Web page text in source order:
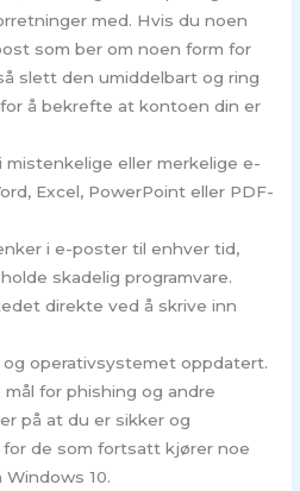
med. Hvis du noen
som ber om noen form for
slett den umiddelbart og ring
å bekrefte at kontoen din er
mistenkelige eller merkelige e-
Excel, PowerPoint eller PDF-
i e-poster til enhver tid,
skadelig programvare.
direkte ved å skrive inn
og operativsystemet oppdatert.
for phishing og andre
på at du er sikker og
de som fortsatt kjører noe
10.